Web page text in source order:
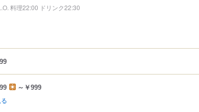
料理22:00 ドリンク22:30
～￥999